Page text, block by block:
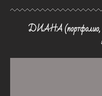
ДИАНА (портфолио,